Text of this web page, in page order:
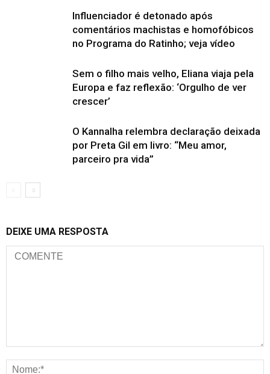
Influenciador é detonado após
comentários machistas e homofóbicos
no Programa do Ratinho; veja vídeo
Sem o filho mais velho, Eliana viaja pela
Europa e faz reflexão: ‘Orgulho de ver
crescer’
O Kannalha relembra declaração deixada
por Preta Gil em livro: “Meu amor,
parceiro pra vida”
DEIXE UMA RESPOSTA